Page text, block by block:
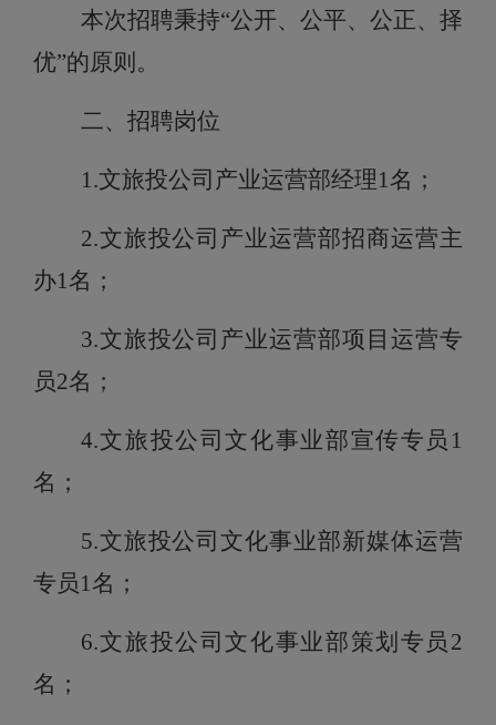
本次招聘秉持“公开、公平、公正、择
优”的原则。
二、招聘岗位
1.文旅投公司产业运营部经理1名；
2.文旅投公司产业运营部招商运营主
办1名；
3.文旅投公司产业运营部项目运营专
员2名；
4.文旅投公司文化事业部宣传专员1
名；
5.文旅投公司文化事业部新媒体运营
专员1名；
6.文旅投公司文化事业部策划专员2
名；